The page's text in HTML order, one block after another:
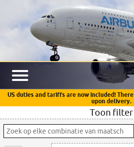
US duties and tariffs are now included!
upon delivery.
Toon filter